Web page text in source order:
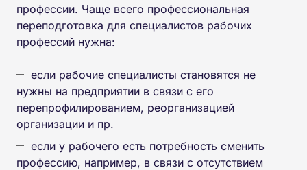
профессии. Чаще всего профессиональная
переподготовка для специалистов рабочих
профессий нужна:
если рабочие специалисты становятся не
нужны на предприятии в связи с его
перепрофилированием, реорганизацией
организации и пр.
если у рабочего есть потребность сменить
профессию, например, в связи с отсутствием